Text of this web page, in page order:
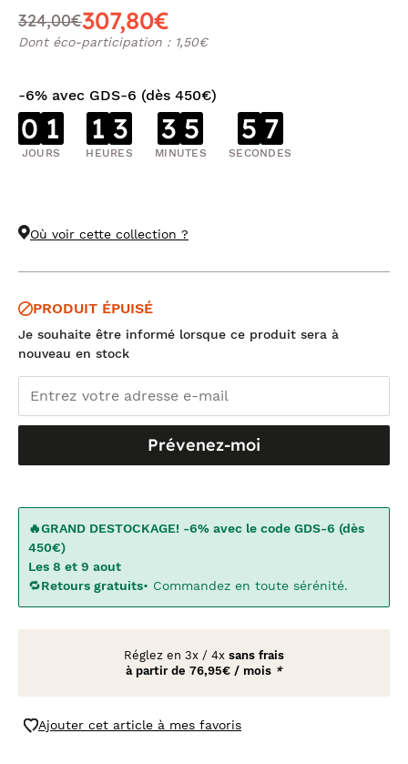
324,00€307,80€
Dont éco-participation : 1,50€
-6% avec GDS-6 (dès 450€)
0 1
JOURS
1 3
HEURES
3 5
MINUTES
5 7
SECONDES
Où voir cette collection ?
PRODUIT ÉPUISÉ
Je souhaite être informé lorsque ce produit sera à
nouveau en stock
Prévenez-moi
🔥GRAND DESTOCKAGE! -6% avec le code GDS-6 (dès
450€)
Les 8 et 9 aout
🔁Retours gratuits• Commandez en toute sérénité.
Réglez en 3x / 4x sans frais
à partir de 76,95€ / mois *
Ajouter cet article à mes favoris